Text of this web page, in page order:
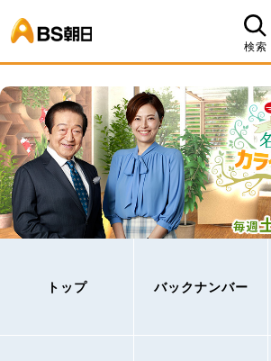
検索
トップ バックナンバー